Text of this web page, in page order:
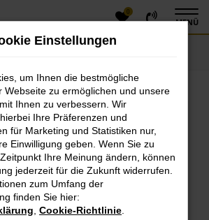
0
MENÜ
Error
Fehler aufgetreten.
Tipps, die dir helfen können:
Firewall und deine
Webseiten, zum Beispiel deine
Einstellungen
um Ihnen die bestmögliche
Webseite zu ermöglichen und unsere
Ihnen zu verbessern. Wir
Ihre Präferenzen und
für Marketing und Statistiken nur,
Einwilligung geben. Wenn Sie zu
Ihre Meinung ändern, können
jederzeit für die Zukunft widerrufen.
zum Umfang der
finden Sie hier:
Cookie-Richtlinie